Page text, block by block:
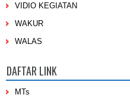
VIDIO KEGIATAN
WAKUR
WALAS
DAFTAR LINK
MTs